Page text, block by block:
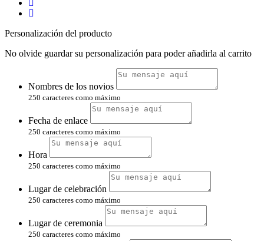
Personalización del producto
No olvide guardar su personalización para poder añadirla al carrito
Nombres de los novios
250 caracteres como máximo
Fecha de enlace
250 caracteres como máximo
Hora
250 caracteres como máximo
Lugar de celebración
250 caracteres como máximo
Lugar de ceremonia
250 caracteres como máximo